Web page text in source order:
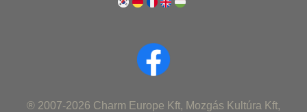
® 2007-2026 Charm Europe Kft, Mozgás Kultúra Kft,